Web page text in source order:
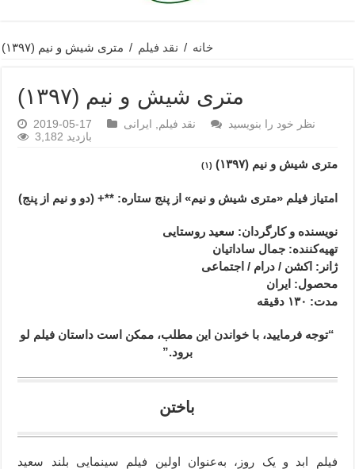
خانه / نقد فیلم / متری شیش و نیم (۱۳۹۷)
متری شیش و نیم (۱۳۹۷)
2019-05-17 نقد فیلم ایرانی
نظر خود را بنویسید
3,182 بازدید
متری شیش و نیم (۱۳۹۷ ) (۱)
امتیاز فیلم «متری شیش و نیم» از پنج ستاره: **+ (دو و نیم از پنج)
نویسنده و کارگردان: سعید روستایی
تهیه‌کننده: جمال ساداتیان
ژانر : اکشن / درام / اجتماعی
محصول: ایران
مدت: ۱۳۰ دقیقه
“توجه فرمایید،‌ با خواندن این مطلب، ممکن است داستان فیلم لو
برود.”
باختن
فیلم ابد و یک روز، به‌عنوان اولین فیلم سینمایی بلند سعید